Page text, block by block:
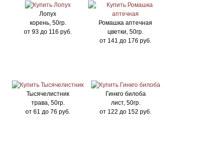
Лопух
корень, 50гр.
от 93 до 116 руб.
Ромашка аптечная
цветки, 50гр.
от 141 до 176 руб.
Тысячелистник
трава, 50гр.
от 61 до 76 руб.
Гинкго билоба
лист, 50гр.
от 122 до 152 руб.